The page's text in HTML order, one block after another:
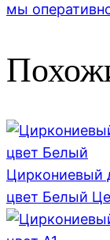
мы
Циркониевый
цвет Белый